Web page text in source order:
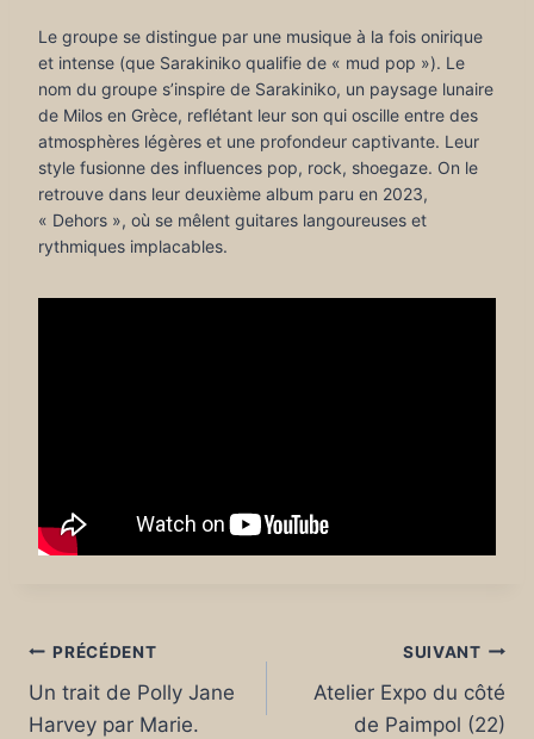
Le groupe se distingue par une musique à la fois onirique
et intense (que Sarakiniko qualifie de « mud pop »). Le
nom du groupe s’inspire de Sarakiniko, un paysage lunaire
de Milos en Grèce, reflétant leur son qui oscille entre des
atmosphères légères et une profondeur captivante. Leur
style fusionne des influences pop, rock, shoegaze. On le
retrouve dans leur deuxième album paru en 2023,
« Dehors », où se mêlent guitares langoureuses et
rythmiques implacables.
Navigation
de
PRÉCÉDENT
Un trait de Polly Jane
Harvey par Marie.
SUIVANT
Atelier Expo du côté
de Paimpol (22)